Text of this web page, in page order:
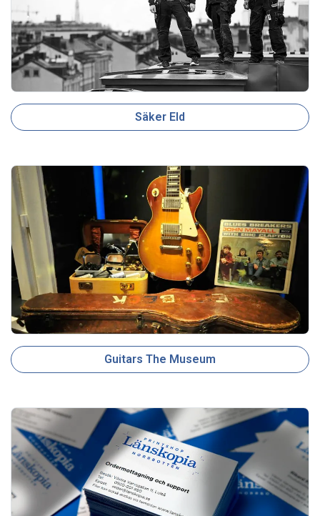
Säker Eld
Guitars The Museum